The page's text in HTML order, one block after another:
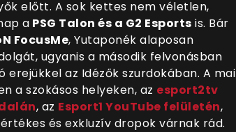
előtt. A sok kettes nem véletlen,
a PSG Talon és a G2 Esports is. Bár
FocusMe, Yutaponék alaposan
ugyanis a második felvonásban
az Idézők szurdokában. A mai
a szokásos helyeken, az esport2tv
, az Esport1 YouTube felületén,
és exkluzív dropok várnak rád.